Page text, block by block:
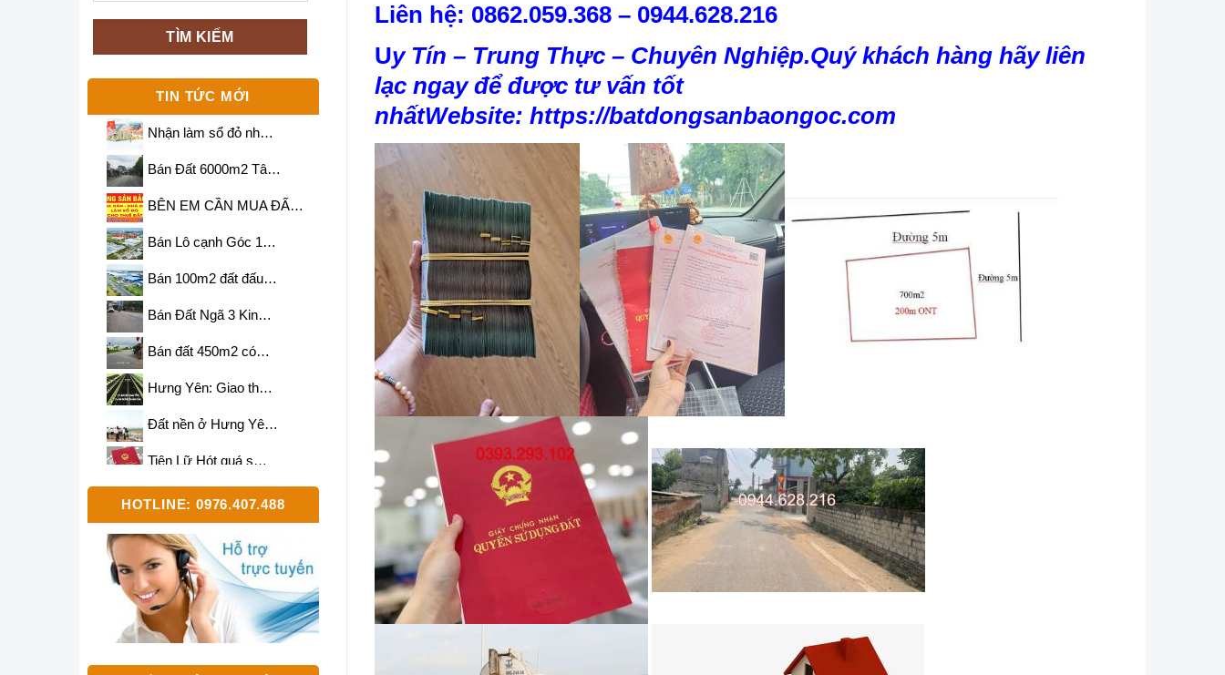
TIN TỨC MỚI
Nhận làm sổ đỏ nh…
Bán Đất 6000m2 Tâ…
BÊN EM CẦN MUA ĐẤ…
Bán Lô cạnh Góc 1…
Bán 100m2 đất đấu…
Bán Đất Ngã 3 Kin…
Bán đất 450m2 có…
Hưng Yên: Giao th…
Đất nền ở Hưng Yê…
Tiên Lữ Hót quá s…
Bán 500m2 và 700m…
Cần mua đất diện …
Bán 700m2 đất 2 m…
Sắp triển khai dự…
Bán 2000m2 lô siê…
HOTLINE: 0976.407.488
Liên hệ: 0862.059.368 – 0944.628.216
Uy Tín – Trung Thực – Chuyên Nghiệp.Quý khách hàng hãy liên
lạc ngay để được tư vấn tốt
nhấtWebsite: https://batdongsanbaongoc.com